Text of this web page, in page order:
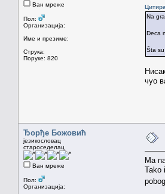
Ван мреже
Пол:
Организација:
Име и презиме:
Струка:
Поруке: 820
Na
Deca
Šta
чуо
Ђорђе Божовић
језикословац
староседелац
Ван мреже
Пол:
Организација:
Ma
Tako